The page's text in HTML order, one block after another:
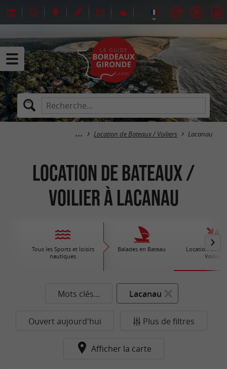
Location de Bateaux / Voiliers Lacanau
Location de Bateaux /
Voilier à Lacanau
Tous les Sports et loisirs
nautiques
Balades en Bateau
Location de
Voiliers
Mots clés... Lacanau
Ouvert aujourd'hui Plus de filtres
Afficher la carte